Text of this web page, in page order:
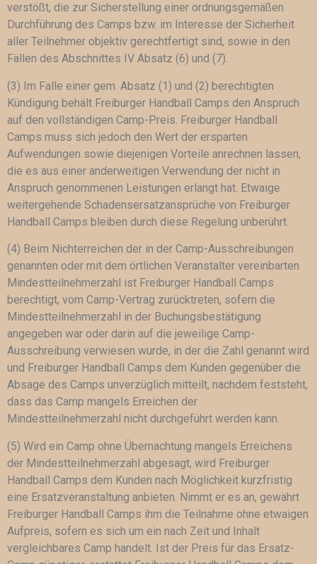
verstößt, die zur Sicherstellung einer ordnungsgemäßen
Durchführung des Camps bzw. im Interesse der Sicherheit
aller Teilnehmer objektiv gerechtfertigt sind, sowie in den
Fällen des Abschnittes IV Absatz (6) und (7).
(3) Im Falle einer gem. Absatz (1) und (2) berechtigten
Kündigung behält Freiburger Handball Camps den Anspruch
auf den vollständigen Camp-Preis. Freiburger Handball
Camps muss sich jedoch den Wert der ersparten
Aufwendungen sowie diejenigen Vorteile anrechnen lassen,
die es aus einer anderweitigen Verwendung der nicht in
Anspruch genommenen Leistungen erlangt hat. Etwaige
weitergehende Schadensersatzansprüche von Freiburger
Handball Camps bleiben durch diese Regelung unberührt.
(4) Beim Nichterreichen der in der Camp-Ausschreibungen
genannten oder mit dem örtlichen Veranstalter vereinbarten
Mindestteilnehmerzahl ist Freiburger Handball Camps
berechtigt, vom Camp-Vertrag zurücktreten, sofern die
Mindestteilnehmerzahl in der Buchungsbestätigung
angegeben war oder darin auf die jeweilige Camp-
Ausschreibung verwiesen wurde, in der die Zahl genannt wird
und Freiburger Handball Camps dem Kunden gegenüber die
Absage des Camps unverzüglich mitteilt, nachdem feststeht,
dass das Camp mangels Erreichen der
Mindestteilnehmerzahl nicht durchgeführt werden kann.
(5) Wird ein Camp ohne Übernachtung mangels Erreichens
der Mindestteilnehmerzahl abgesagt, wird Freiburger
Handball Camps dem Kunden nach Möglichkeit kurzfristig
eine Ersatzveranstaltung anbieten. Nimmt er es an, gewährt
Freiburger Handball Camps ihm die Teilnahme ohne etwaigen
Aufpreis, sofern es sich um ein nach Zeit und Inhalt
vergleichbares Camp handelt. Ist der Preis für das Ersatz-